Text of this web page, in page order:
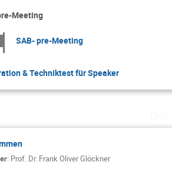
Meeting
SAB- pre-Meeting
& Techniktest für Speaker
: Prof. Dr. Frank Oliver Glöckner